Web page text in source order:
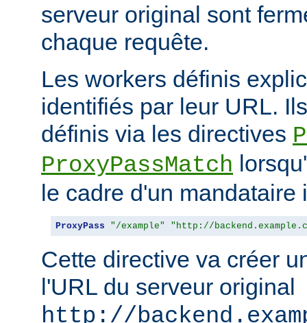
serveur original sont
chaque requête.
Les workers définis
identifiés par leur URL.
définis via les directives
ProxyPassMatch
le cadre d'un mandataire
ProxyPass "/example" "http://
Cette directive va créer
l'URL du serveur original
http://